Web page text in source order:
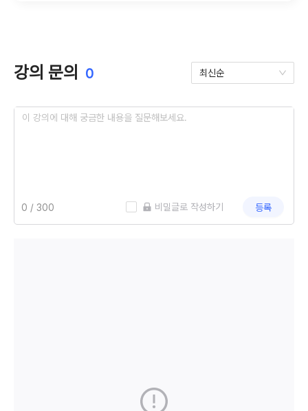
강의 문의 0 최신순
비밀글로 작성하기 등록